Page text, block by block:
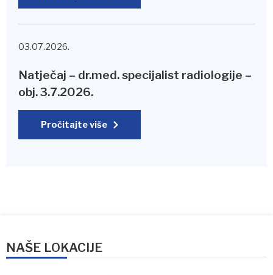
03.07.2026.
Natječaj – dr.med. specijalist radiologije –
obj. 3.7.2026.
Pročitajte više
NAŠE LOKACIJE